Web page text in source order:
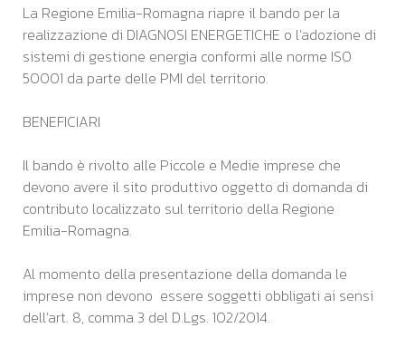
HIGHLIGHTS
E-LEARNING
SUCCESS STORY
CONTATTI
La Regione Emilia-Romagna riapre il bando per la
realizzazione di DIAGNOSI ENERGETICHE o l’adozione di
sistemi di gestione energia conformi alle norme ISO
50001 da parte delle PMI del territorio.
BENEFICIARI
Il bando è rivolto alle Piccole e Medie imprese che
devono avere il sito produttivo oggetto di domanda di
contributo localizzato sul territorio della Regione
Emilia-Romagna.
Al momento della presentazione della domanda le
imprese non devono essere soggetti obbligati ai sensi
dell'art. 8, comma 3 del D.Lgs. 102/2014.